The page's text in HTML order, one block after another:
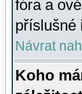
fóra a
příslušné
Návrat
Koho